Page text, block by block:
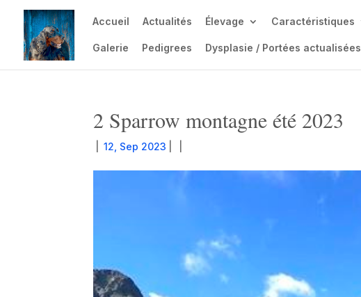
Accueil Actualités Élevage Caractéristiques
Galerie Pedigrees Dysplasie / Portées actualisées
2 Sparrow montagne été 2023
12, Sep 2023